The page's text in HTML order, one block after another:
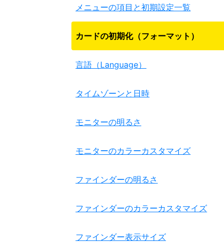
メニューの項目と初期設定一覧
カードの初期化（フォーマット）
言語（Language）
タイムゾーンと日時
モニターの明るさ
モニターのカラーカスタマイズ
ファインダーの明るさ
ファインダーのカラーカスタマイズ
ファインダー表示サイズ